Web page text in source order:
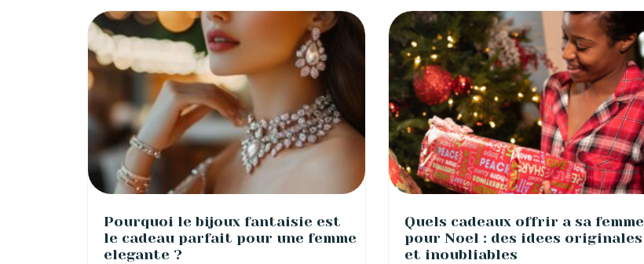
Pourquoi le bijoux fantaisie est
le cadeau parfait pour une femme
elegante ?
Quels cadeaux offrir a sa femme
pour Noel : des idees originales
et inoubliables